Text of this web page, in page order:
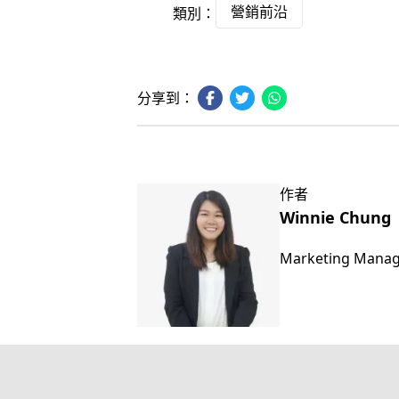
類別： 營銷前沿
分享到：
作者
Winnie Chung
Marketing